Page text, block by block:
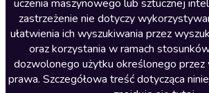
Polityka
Prasa
Religia
Romans
uczenia maszynowego lub sztucznej
zastrzeżenie nie dotyczy
ułatwienia ich wyszukiwania przez
oraz korzystania w ramach
dozwolonego użytku określonego przez
prawa. Szczegółowa treść dotycząca